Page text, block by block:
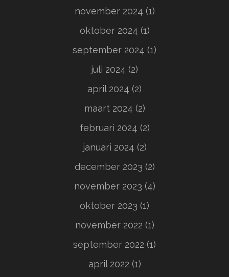
november 2024 (1)
oktober 2024 (1)
september 2024 (1)
juli 2024 (2)
april 2024 (2)
maart 2024 (2)
februari 2024 (2)
januari 2024 (2)
december 2023 (2)
november 2023 (4)
oktober 2023 (1)
november 2022 (1)
september 2022 (1)
april 2022 (1)